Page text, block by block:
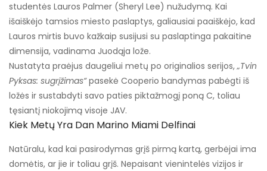
studentės Lauros Palmer (Sheryl Lee) nužudymą. Kai
išaiškėjo tamsios miesto paslaptys, galiausiai paaiškėjo, kad
Lauros mirtis buvo kažkaip susijusi su paslaptinga pakaitine
dimensija, vadinama Juodąja lože.
Nustatyta praėjus daugeliui metų po originalios serijos,„Tvin
Pyksas: sugrįžimas“pasekė Cooperio bandymas pabėgti iš
ložės ir sustabdyti savo paties piktažmogį poną C, toliau
tęsiantį niokojimą visoje JAV.
Kiek Metų Yra Dan Marino Miami Delfinai
Natūralu, kad kai pasirodymas grįš pirmą kartą, gerbėjai ima
domėtis, ar jie ir toliau grįš. Nepaisant vienintelės vizijos ir